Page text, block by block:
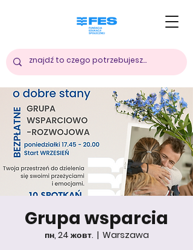
Grupa wsparcia
пн, 24 жовт.
  |
Warszawa